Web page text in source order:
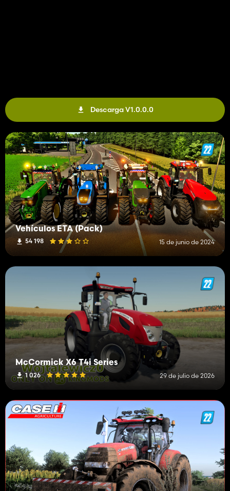
Descarga V1.0.0.0
Vehículos ETA (Pack)
54 198 15 de junio de 2024
McCormick X6 T4i Series
1 026 29 de julio de 2026